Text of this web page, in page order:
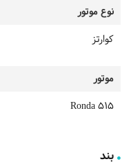
نوع موتور
کوارتز
موتور
Ronda 515
بند